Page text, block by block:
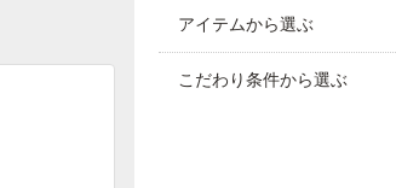
アイテムから選ぶ
こだわり条件から選ぶ